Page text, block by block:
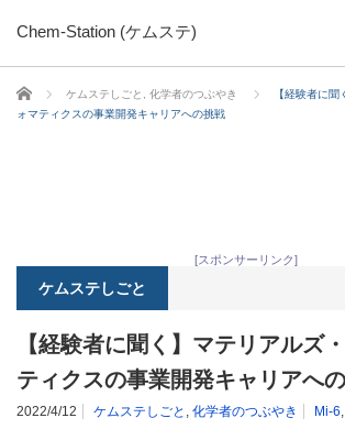
Chem-Station (ケムステ)
ホーム ケムステしごと 化学者のつぶやき
【経験者に
ォマティクスの事業開発キャリアへの挑戦
[スポンサーリンク]
ケムステしごと
【経験者に聞く】マテリアルズ
ティクスの事業開発キャリアへ
2022/4/12 ケムステしごと , 化学者のつぶやき Mi-6,